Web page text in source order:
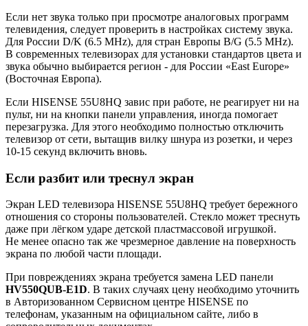
Если нет звука только при просмотре аналоговых программ
телевидения, следует проверить в настройках систему звука.
Для России D/K (6.5 MHz), для стран Европы B/G (5.5 MHz).
В современных телевизорах для установки стандартов цвета и
звука обычно выбирается регион - для России «East Europe»
(Восточная Европа).
Если HISENSE 55U8HQ завис при работе, не реагирует ни на
пульт, ни на кнопки панели управления, иногда помогает
перезагрузка. Для этого необходимо полностью отключить
телевизор от сети, вытащив вилку шнура из розетки, и через
10-15 секунд включить вновь.
Если разбит или треснул экран
Экран LED телевизора HISENSE 55U8HQ требует бережного
отношения со стороны пользователей. Стекло может треснуть
даже при лёгком ударе детской пластмассовой игрушкой.
Не менее опасно так же чрезмерное давление на поверхность
экрана по любой части площади.
При повреждениях экрана требуется замена LED панели
HV550QUB-E1D. В таких случаях цену необходимо уточнить
в Авторизованном Сервисном центре HISENSE по
телефонам, указанным на официальном сайте, либо в